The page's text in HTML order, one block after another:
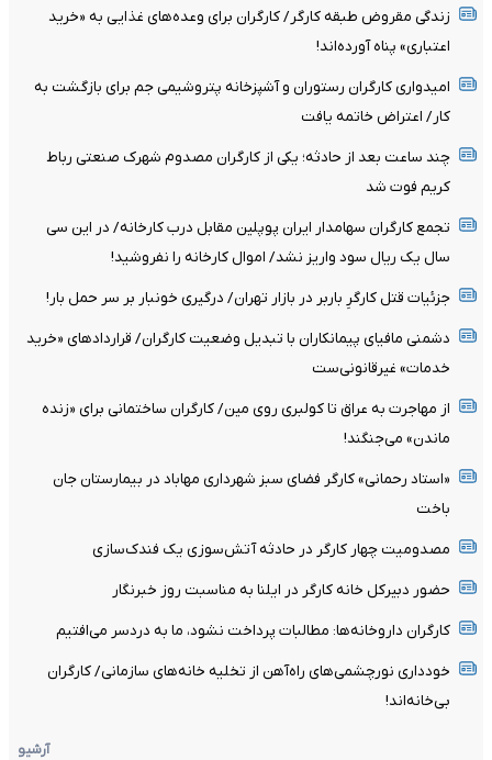
زندگی مقروض طبقه کارگر/ کارگران برای وعده‌های غذایی به «خرید
اعتباری» پناه آورده‌اند!
امیدواری کارگران رستوران و آشپزخانه پتروشیمی جم برای بازگشت به
کار/ اعتراض خاتمه یافت
چند ساعت بعد از حادثه؛ یکی از کارگران مصدوم شهرک صنعتی رباط
کریم فوت شد
تجمع کارگران سهامدار ایران پوپلین مقابل درب کارخانه/ در این سی
سال یک ریال سود واریز نشد/ اموال کارخانه را نفروشید!
جزئیات قتل کارگرِ باربر در بازار تهران/ درگیری خونبار بر سر حمل بار!
دشمنی مافیای پیمانکاران با تبدیل وضعیت کارگران/ قرارداد‌های «خرید
خدمات» غیرقانونی‌ست
از مهاجرت به عراق تا کولبری روی مین/ کارگران ساختمانی برای «زنده
ماندن» می‌جنگند!
«استاد رحمانی» کارگر فضای سبز شهرداری مهاباد در بیمارستان جان
باخت
مصدومیت چهار کارگر در حادثه آتش‌سوزی یک فندک‌سازی
حضور دبیرکل خانه کارگر در ایلنا به مناسبت روز خبرنگار
کارگران داروخانه‌ها: مطالبات پرداخت نشود، ما به دردسر می‌افتیم
خودداری نورچشمی‌های راه‌آهن از تخلیه خانه‌های سازمانی/ کارگران
بی‌خانه‌اند!
آرشیو